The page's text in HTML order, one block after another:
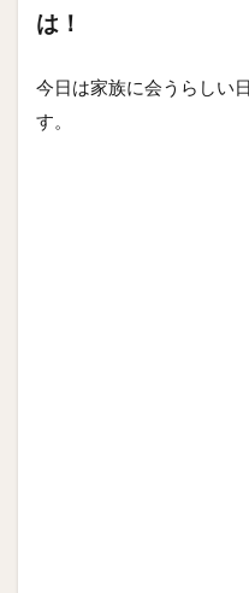
は！
今日は家族に会うらしい
す。